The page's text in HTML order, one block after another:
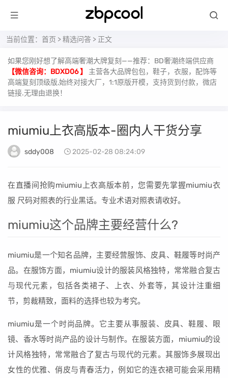
当前位置： 首页 >精选问答 > 正文
如果您刚好想了解高端奢潮大牌复刻——推荐：BD奢潮终端供应商
【微信咨询：BDXD06 】
主营各大品牌包包，鞋子，衣服，配饰等
高端复刻顶级版,始终对接大厂，1:1原版开模，支持货到付款，微店
链接.无理由退换！
miumiu上衣高版本-圈内人干货分享
sddy008 2025-02-28 08:24:09
在直播间抢购miumiu上衣高版本前，您需要先掌握miumiu衣
服 尺码对照表的行业黑话。专业术语对照表请收好。
miumiu这个品牌主要经营什么?
miumiu是一个知名品牌，主要经营服饰、皮具、鞋履等时尚产
品。在服饰方面，miumiu设计的服装风格独特，常常融合复古
与现代元素，包括各类裙子、上衣、外套等，其设计注重细
节，剪裁精致，面料的选择也较为考究。
miumiu是一个时尚品牌。它主要从事服装、皮具、鞋履、眼
镜、香水等时尚产品的设计与制作。在服装方面，miumiu的设
计风格独特，常常融合了复古与现代的元素。其服饰多展现出
女性的优雅、俏皮与青春活力，例如它的连衣裙可能会采用精